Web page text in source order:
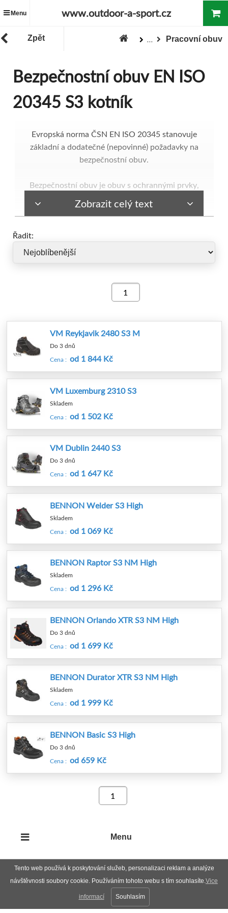
Tento web používá k poskytování služeb, personalizaci reklam a analýze
návštěvnosti soubory cookie. Používáním tohoto webu s tím souhlasíte.Vice
informací Souhlasím
Menu www.outdoor-a-sport.cz
Zpět ... Pracovní obuv
Bezpečnostní obuv EN ISO
20345 S3 kotník
Zobrazit celý text
Evropská norma ČSN EN ISO 20345 stanovuje
základní a dodatečné (nepovinné) požadavky na
bezpečnostní obuv.
Bezpečnostní obuv je obuv s ochrannými prvky,
mohla nastat při nehodách; je vybavena tužinkami
nárazu energií nejméně 200 J a proti stlačení tlakem
základní požadavky a dodatečné požadavky jako
uzavřená pata, antistatika, absorpce energie v patní
propíchnutí, podešev s dezénem.
Řadit:
VM Reykjavik 2480 S3 M
Do 3 dnů
Cena : od 1 844 Kč
VM Luxemburg 2310 S3
Skladem
Cena : od 1 502 Kč
VM Dublin 2440 S3
Do 3 dnů
Cena : od 1 647 Kč
BENNON Welder S3 High
Skladem
Cena : od 1 069 Kč
BENNON Raptor S3 NM High
Skladem
Cena : od 1 296 Kč
BENNON Orlando XTR S3 NM High
Do 3 dnů
Cena : od 1 699 Kč
BENNON Durator XTR S3 NM High
Skladem
Cena : od 1 999 Kč
BENNON Basic S3 High
Do 3 dnů
Cena : od 659 Kč
Menu